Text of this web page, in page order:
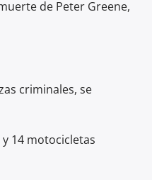
de Peter Greene,
criminales, se
14 motocicletas